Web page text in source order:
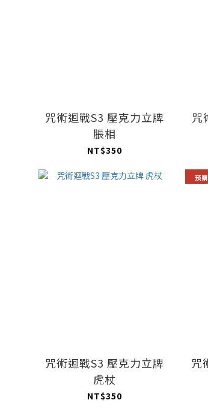
咒術迴戰S3 壓克力立牌
脹相
NT$350
咒
咒術迴戰S3 壓克力立牌
虎杖
NT$350
預
咒